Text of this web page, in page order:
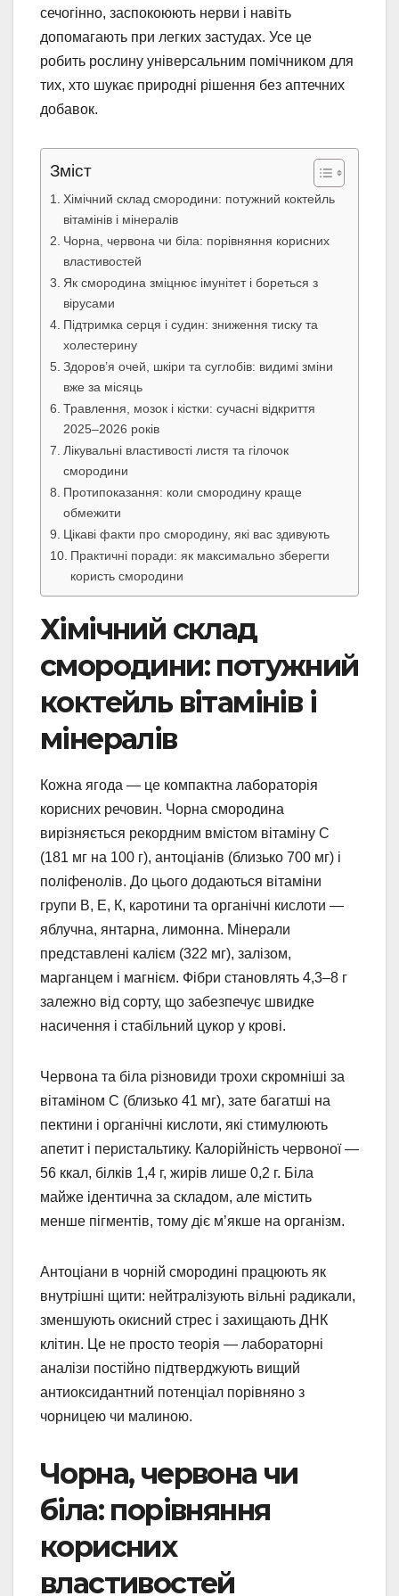
сечогінно, заспокоюють нерви і навіть
допомагають при легких застудах. Усе це
робить рослину універсальним помічником для
тих, хто шукає природні рішення без аптечних
добавок.
Зміст
Хімічний склад смородини: потужний коктейль
вітамінів і мінералів
Чорна, червона чи біла: порівняння корисних
властивостей
Як смородина зміцнює імунітет і бореться з
вірусами
Підтримка серця і судин: зниження тиску та
холестерину
Здоров’я очей, шкіри та суглобів: видимі зміни
вже за місяць
Травлення, мозок і кістки: сучасні відкриття
2025–2026 років
Лікувальні властивості листя та гілочок
смородини
Протипоказання: коли смородину краще
обмежити
Цікаві факти про смородину, які вас здивують
Практичні поради: як максимально зберегти
користь смородини
Хімічний склад
смородини: потужний
коктейль вітамінів і
мінералів
Кожна ягода — це компактна лабораторія
корисних речовин. Чорна смородина
вирізняється рекордним вмістом вітаміну С
(181 мг на 100 г), антоціанів (близько 700 мг) і
поліфенолів. До цього додаються вітаміни
групи В, Е, К, каротини та органічні кислоти —
яблучна, янтарна, лимонна. Мінерали
представлені калієм (322 мг), залізом,
марганцем і магнієм. Фібри становлять 4,3–8 г
залежно від сорту, що забезпечує швидке
насичення і стабільний цукор у крові.
Червона та біла різновиди трохи скромніші за
вітаміном С (близько 41 мг), зате багатші на
пектини і органічні кислоти, які стимулюють
апетит і перистальтику. Калорійність червоної —
56 ккал, білків 1,4 г, жирів лише 0,2 г. Біла
майже ідентична за складом, але містить
менше пігментів, тому діє м’якше на організм.
Антоціани в чорній смородині працюють як
внутрішні щити: нейтралізують вільні радикали,
зменшують окисний стрес і захищають ДНК
клітин. Це не просто теорія — лабораторні
аналізи постійно підтверджують вищий
антиоксидантний потенціал порівняно з
чорницею чи малиною.
Чорна, червона чи
біла: порівняння
корисних
властивостей